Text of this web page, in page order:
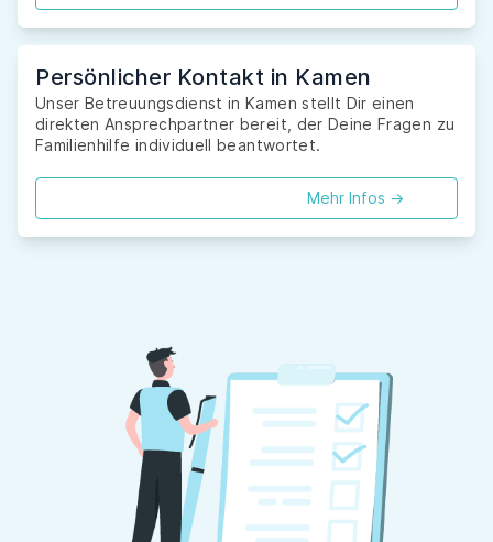
Persönlicher Kontakt in Kamen
Unser Betreuungsdienst in Kamen stellt Dir einen
direkten Ansprechpartner bereit, der Deine Fragen zu
Familienhilfe individuell beantwortet.
Mehr Infos ->